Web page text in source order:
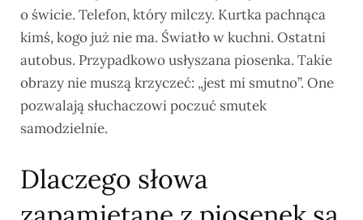
o świcie. Telefon, który milczy. Kurtka pachnąca
kimś, kogo już nie ma. Światło w kuchni. Ostatni
autobus. Przypadkowo usłyszana piosenka. Takie
obrazy nie muszą krzyczeć: „jest mi smutno”. One
pozwalają słuchaczowi poczuć smutek
samodzielnie.
Dlaczego słowa